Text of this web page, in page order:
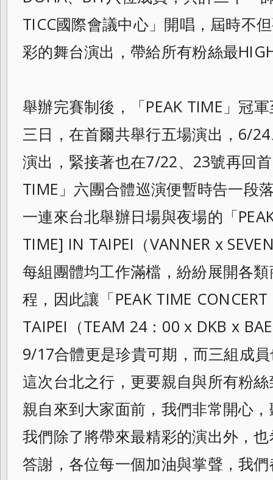
TICC國際會議中心」開唱，屆時不
彩的舞台演出，帶給所有粉絲最
舉辦完賽制後，「PEAK TIME」冠
三日，在首爾共舉行五場演出，6/
演出，緊接著也在7/22、23號再回
TIME」六團合體巡演便暫時告一段
一連來台北舉辦日場與夜場的「
TIME] IN TAIPEI（VANNER x
每組團體均工作滿檔，紛紛展開各
程，因此讓「PEAK TIME
TAIPEI（TEAM 24：00 x DKB x
9/17合體更是珍貴可期，而三組成
這次台北之行，更要親自與所有粉
親自來到大家面前，我們非常開心，
我們除了將帶來最精彩的演出外，
答謝，各位每一個加油與掌聲，我